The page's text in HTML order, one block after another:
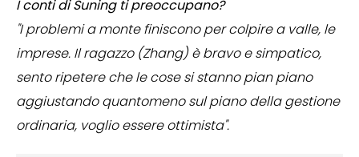
I conti di Suning ti preoccupano?
"I problemi a monte finiscono per colpire a valle, le
imprese. Il ragazzo (Zhang) è bravo e simpatico,
sento ripetere che le cose si stanno pian piano
aggiustando quantomeno sul piano della gestione
ordinaria, voglio essere ottimista".